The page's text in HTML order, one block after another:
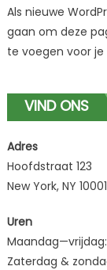
Als nieuwe
gaan om deze
te voegen voor je
VIND ONS
Adres
Hoofdstraat 123
New York, NY 10001
Uren
Maandag—vrijdag:
Zaterdag &